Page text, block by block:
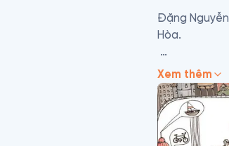
Đặng
Hòa.
Đặng
tượng tuổi
Đặng
Xem thêm